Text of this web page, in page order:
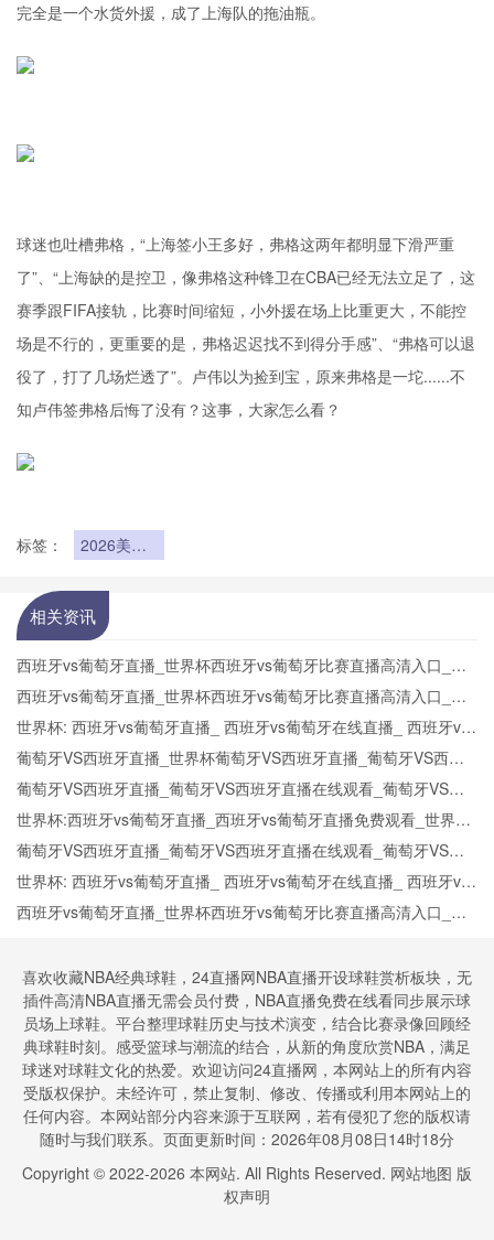
完全是一个水货外援，成了上海队的拖油瓶。
球迷也吐槽弗格，“上海签小王多好，弗格这两年都明显下滑严重
了”、“上海缺的是控卫，像弗格这种锋卫在CBA已经无法立足了，这
赛季跟FIFA接轨，比赛时间缩短，小外援在场上比重更大，不能控
场是不行的，更重要的是，弗格迟迟找不到得分手感”、“弗格可以退
役了，打了几场烂透了”。卢伟以为捡到宝，原来弗格是一坨......不
知卢伟签弗格后悔了没有？这事，大家怎么看？
标签：
2026美加
馆球员更衣
室曝光
相关资讯
西班牙vs葡萄牙直播_世界杯西班牙vs葡萄牙比赛直播高清入口_西
班牙vs葡萄牙预测分析直播
西班牙vs葡萄牙直播_世界杯西班牙vs葡萄牙比赛直播高清入口_西
班牙vs葡萄牙预测分析直播
世界杯: 西班牙vs葡萄牙直播_ 西班牙vs葡萄牙在线直播_ 西班牙vs
葡萄牙CCTV5直播入口-24直播网
葡萄牙VS西班牙直播_世界杯葡萄牙VS西班牙直播_葡萄牙VS西班
牙在线高清直播
葡萄牙VS西班牙直播_葡萄牙VS西班牙直播在线观看_葡萄牙VS西
班牙实时全场直播入口
世界杯:西班牙vs葡萄牙直播_西班牙vs葡萄牙直播免费观看_世界杯
今日西班牙vs葡萄牙直播在线观看高清视频直播
葡萄牙VS西班牙直播_葡萄牙VS西班牙直播在线观看_葡萄牙VS西
班牙实时全场直播入口
世界杯: 西班牙vs葡萄牙直播_ 西班牙vs葡萄牙在线直播_ 西班牙vs
葡萄牙CCTV5直播入口-24直播网
西班牙vs葡萄牙直播_世界杯西班牙vs葡萄牙比赛直播高清入口_西
喜欢收藏NBA经典球鞋，24直播网NBA直播开设球鞋赏析板块，无
插件高清NBA直播无需会员付费，NBA直播免费在线看同步展示球
员场上球鞋。平台整理球鞋历史与技术演变，结合比赛录像回顾经
典球鞋时刻。感受篮球与潮流的结合，从新的角度欣赏NBA，满足
球迷对球鞋文化的热爱。欢迎访问24直播网，本网站上的所有内容
受版权保护。未经许可，禁止复制、修改、传播或利用本网站上的
任何内容。本网站部分内容来源于互联网，若有侵犯了您的版权请
随时与我们联系。页面更新时间：2026年08月08日14时18分
Copyright © 2022-2026 本网站. All Rights Reserved. 网站地图 版
权声明